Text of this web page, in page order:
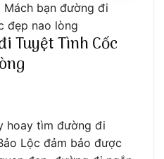
Mách bạn đường đi
đẹp nao lòng
Tuyệt Tình Cốc
hoay tìm đường đi
Lộc đảm bảo được